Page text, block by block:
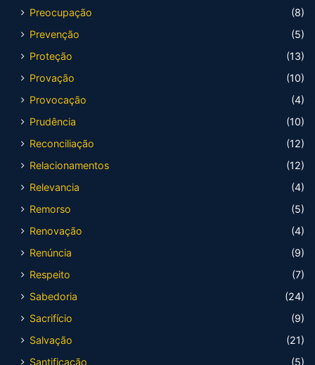
Preocupação
(8)
Prevenção
(5)
Proteção
(13)
Provação
(10)
Provocação
(4)
Prudência
(10)
Reconciliação
(12)
Relacionamentos
(12)
Relevancia
(4)
Remorso
(5)
Renovação
(4)
Renúncia
(9)
Respeito
(7)
Sabedoria
(24)
Sacrifício
(9)
Salvação
(21)
Santificação
(5)